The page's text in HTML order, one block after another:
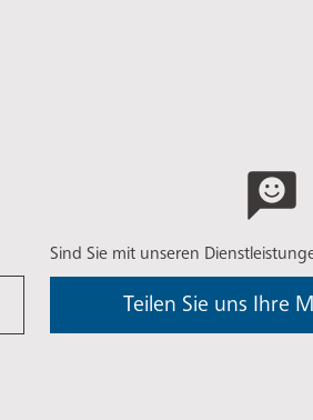
Sind Sie mit unseren
Teilen Sie uns Ihre